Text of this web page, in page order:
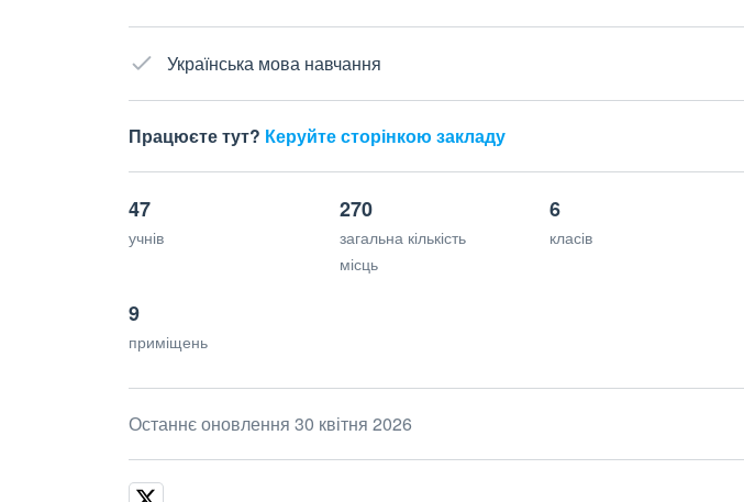
Українська мова навчання
Працюєте тут? Керуйте сторінкою закладу
47
учнів
270
загальна кількість
місць
6
класів
9
приміщень
Останнє оновлення 30 квітня 2026